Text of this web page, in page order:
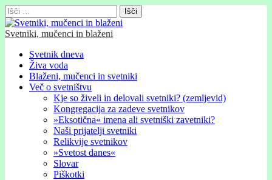
Išči:
Svetniki, mučenci in blaženi
Glavni
meni
Skip
content
Svetnik dneva
Živa voda
Blaženi, mučenci in svetniki
Več o svetništvu
Kje so živeli in delovali svetniki? (zemljevid)
Kongregacija za zadeve svetnikov
»Eksotična« imena ali svetniški zavetniki?
Naši prijatelji svetniki
Relikvije svetnikov
»Svetost danes«
Slovar
Piškotki